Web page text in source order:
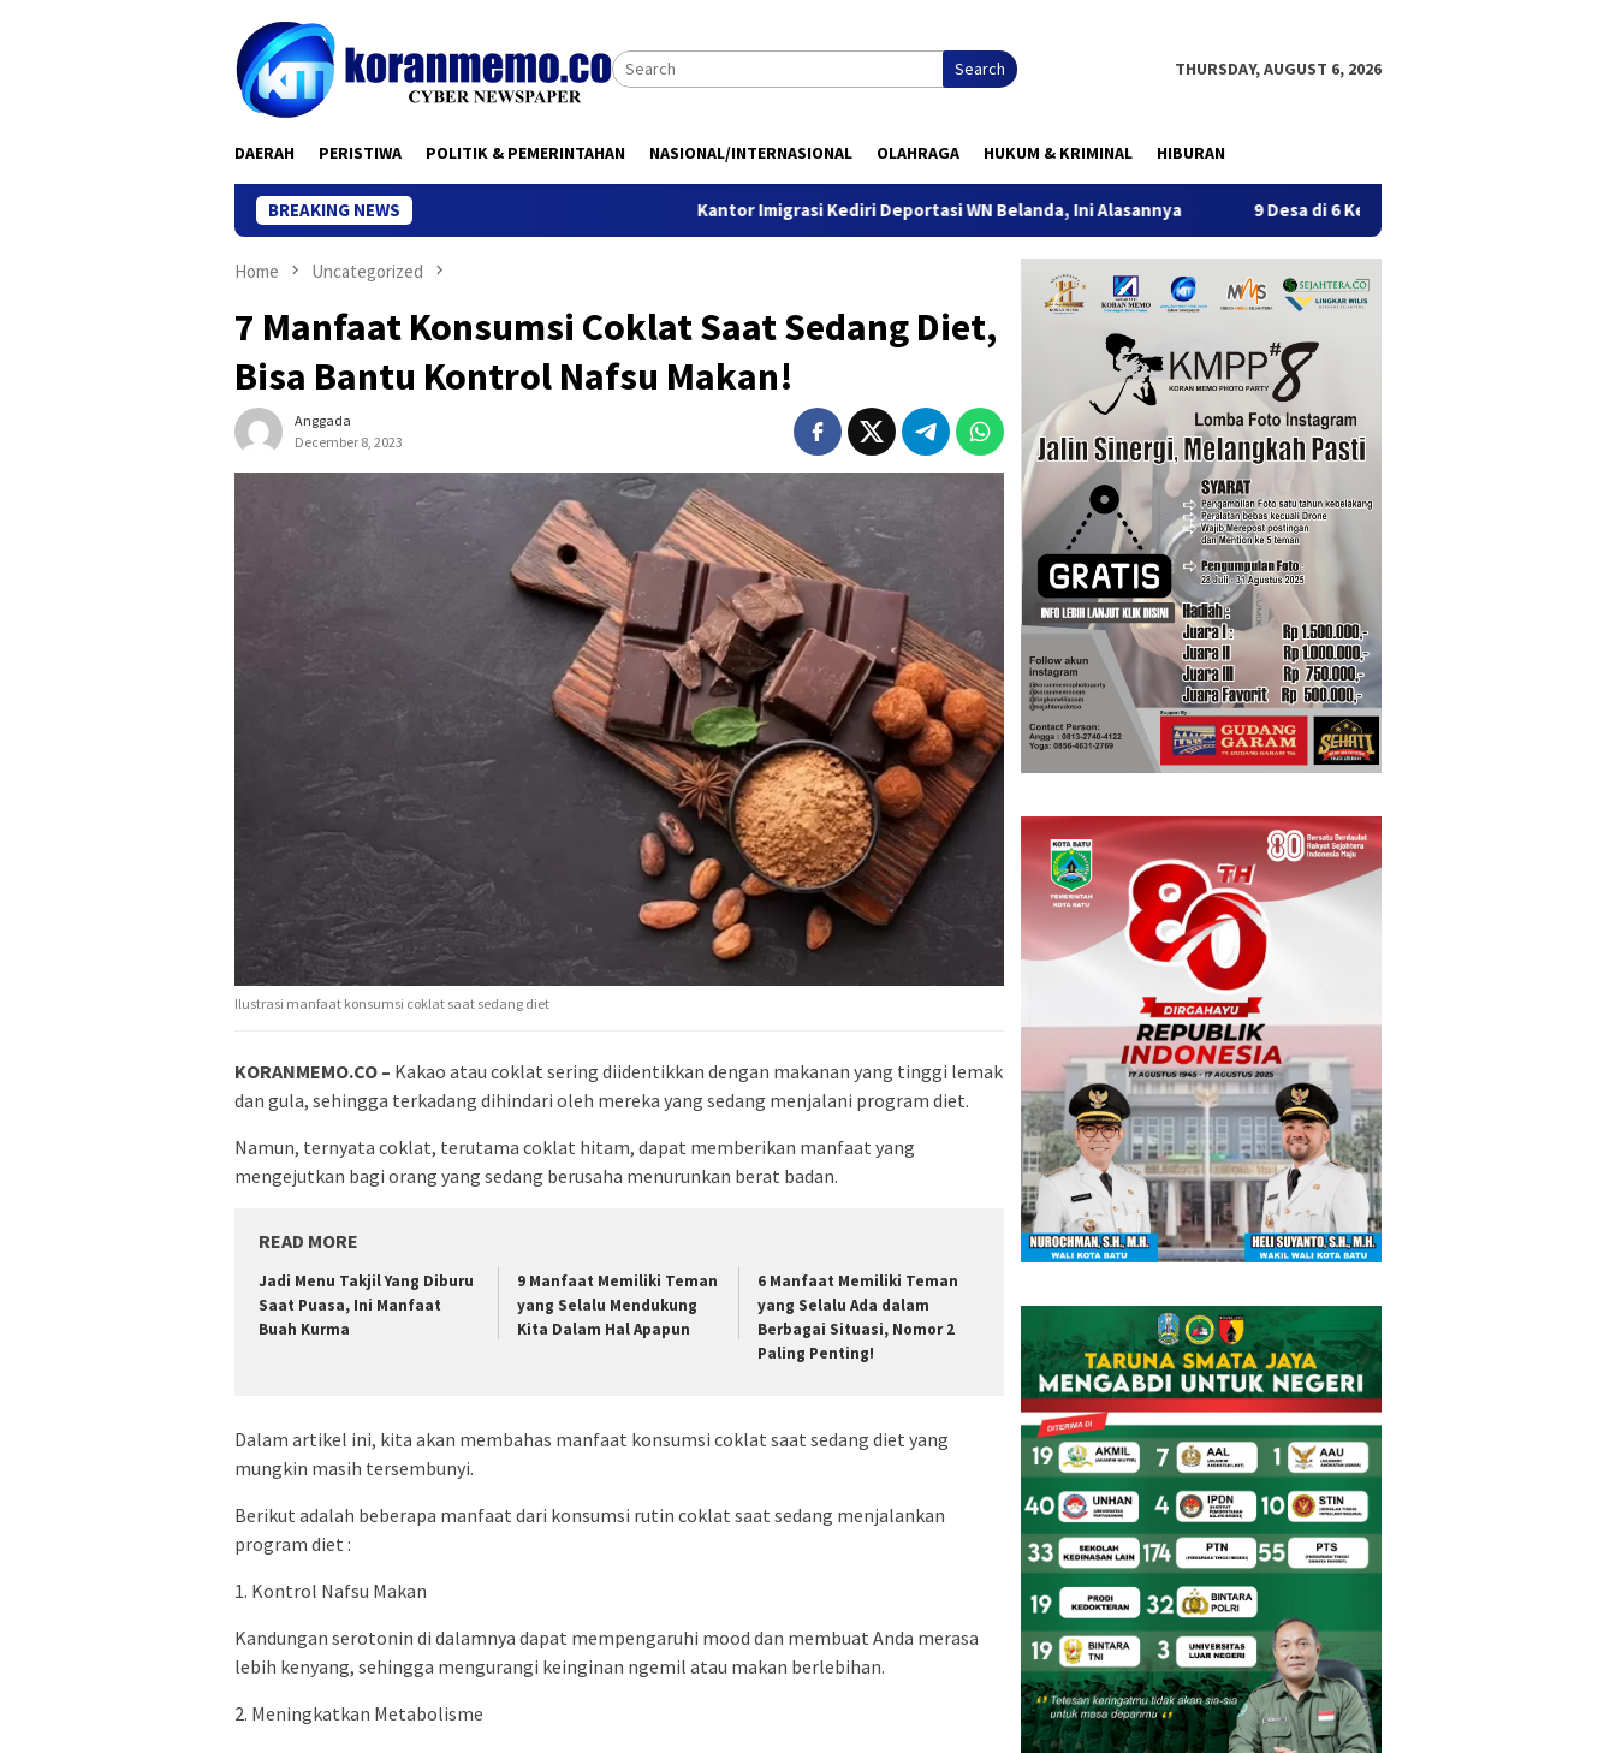
Search THURSDAY, AUGUST 6, 2026
DAERAH PERISTIWA POLITIK & PEMERINTAHAN NASIONAL/INTERNASIONAL OLAHRAGA HUKUM & KRIMINAL HIBURAN
BREAKING NEWS Kantor Imigrasi Kediri Deportasi WN Belanda, Ini Alasannya 9 Desa di 6 Kecamatan Tulungagung Alami Kekeringan
Home Uncategorized
7 Manfaat Konsumsi Coklat Saat Sedang Diet,
Bisa Bantu Kontrol Nafsu Makan!
Anggada
December 8, 2023
Ilustrasi manfaat konsumsi coklat saat sedang diet
KORANMEMO.CO – Kakao atau coklat sering diidentikkan dengan makanan yang tinggi lemak
dan gula, sehingga terkadang dihindari oleh mereka yang sedang menjalani program diet.
Namun, ternyata coklat, terutama coklat hitam, dapat memberikan manfaat yang
mengejutkan bagi orang yang sedang berusaha menurunkan berat badan.
READ MORE
Jadi Menu Takjil Yang Diburu
Saat Puasa, Ini Manfaat
Buah Kurma
9 Manfaat Memiliki Teman
yang Selalu Mendukung
Kita Dalam Hal Apapun
6 Manfaat Memiliki Teman
yang Selalu Ada dalam
Berbagai Situasi, Nomor 2
Paling Penting!
Dalam artikel ini, kita akan membahas manfaat konsumsi coklat saat sedang diet yang
mungkin masih tersembunyi.
Berikut adalah beberapa manfaat dari konsumsi rutin coklat saat sedang menjalankan
program diet :
1. Kontrol Nafsu Makan
Kandungan serotonin di dalamnya dapat mempengaruhi mood dan membuat Anda merasa
lebih kenyang, sehingga mengurangi keinginan ngemil atau makan berlebihan.
2. Meningkatkan Metabolisme